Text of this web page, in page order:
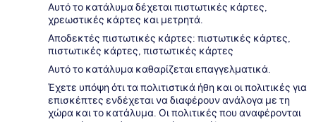
Αυτό το κατάλυμα δέχεται πιστωτικές κάρτες,
χρεωστικές κάρτες και μετρητά.
Αποδεκτές πιστωτικές κάρτες: πιστωτικές κάρτες,
πιστωτικές κάρτες, πιστωτικές κάρτες
Αυτό το κατάλυμα καθαρίζεται επαγγελματικά.
Έχετε υπόψη ότι τα πολιτιστικά ήθη και οι πολιτικές για
επισκέπτες ενδέχεται να διαφέρουν ανάλογα με τη
χώρα και το κατάλυμα. Οι πολιτικές που αναφέρονται